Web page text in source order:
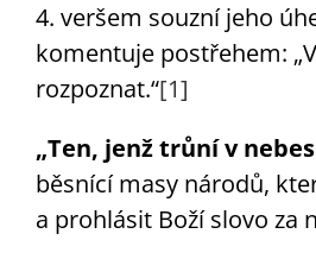
4. veršem souzní jeho
komentuje postřehem:
rozpoznat.“[1]
„Ten, jenž trůní v
běsnící masy národů,
a prohlásit Boží slovo za